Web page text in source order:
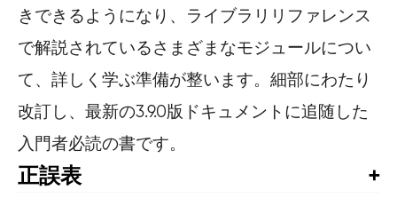
きできるようになり、ライブラリリファレンス
で解説されているさまざまなモジュールについ
て、詳しく学ぶ準備が整います。細部にわたり
改訂し、最新の3.9.0版ドキュメントに追随した
入門者必読の書です。
正誤表